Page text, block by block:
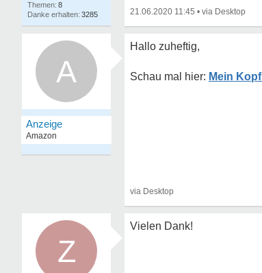
8
3285
21.06.2020 11:45 •
A
Hallo zuheftig,
Mein
Z
Vielen Dank!